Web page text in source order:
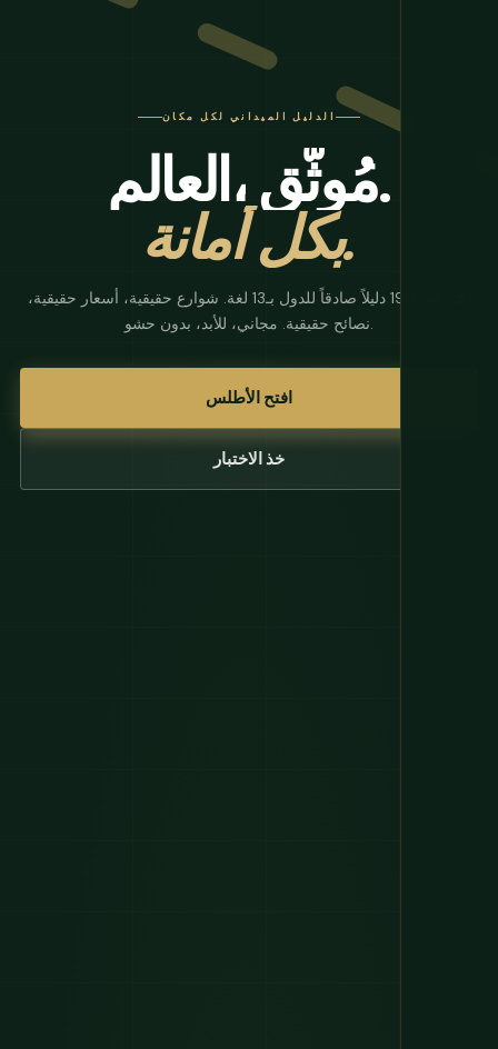
الدليل الميداني لكل مكان
العالم، مُوثَّق.
بكل أمانة.
أكثر من 190 دليلاً صادقاً للدول بـ13 لغة. شوارع حقيقية، أسعار حقيقية،
افتح الأطلس
خذ الاختبار